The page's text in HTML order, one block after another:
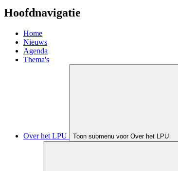
Hoofdnavigatie
Home
Nieuws
Agenda
Thema's
Over het LPU Toon submenu voor Over het LPU